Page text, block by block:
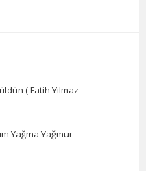
( Fatih Yılmaz
Yağma Yağmur